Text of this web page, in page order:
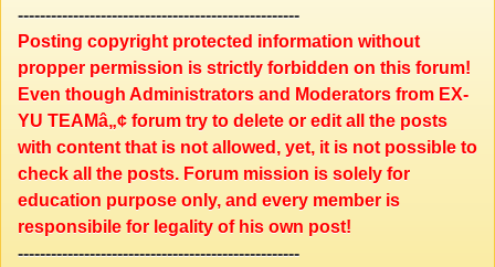
---------------------------------------------------
Posting copyright protected information without
propper permission is strictly forbidden on this forum!
Even though Administrators and Moderators from EX-
YU TEAMâ„¢ forum try to delete or edit all the posts
with content that is not allowed, yet, it is not possible to
check all the posts. Forum mission is solely for
education purpose only, and every member is
responsibile for legality of his own post!
---------------------------------------------------